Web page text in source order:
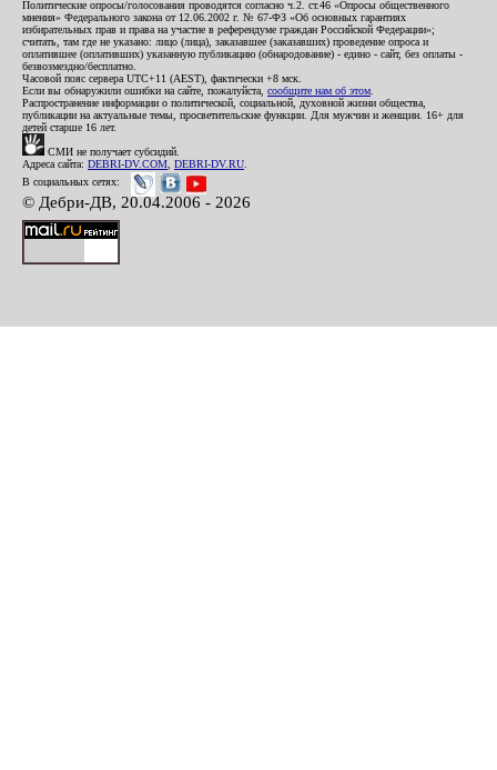
Политические опросы/голосования проводятся согласно ч.2. ст.46 «Опросы общественного
мнения» Федерального закона от 12.06.2002 г. № 67-ФЗ «Об основных гарантиях
избирательных прав и права на участие в референдуме граждан Российской Федерации»;
считать, там где не указано: лицо (лица), заказавшее (заказавших) проведение опроса и
оплатившее (оплативших) указанную публикацию (обнародование) - едино - сайт, без оплаты -
безвозмездно/бесплатно.
Часовой пояс сервера UTC+11 (AEST), фактически +8 мск.
Если вы обнаружили ошибки на сайте, пожалуйста, сообщите нам об этом
Распространение информации о политической, социальной, духовной жизни общества,
публикации на актуальные темы, просветительские функции. Для мужчин и женщин. 16+ для
детей старше 16 лет.
СМИ не получает субсидий.
Адреса сайта: DEBRI-DV.COM DEBRI-DV.RU
В социальных сетях:
© Дебри-ДВ, 20.04.2006 - 2026